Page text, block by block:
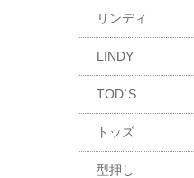
リンディ
LINDY
TOD`S
トッズ
型押し